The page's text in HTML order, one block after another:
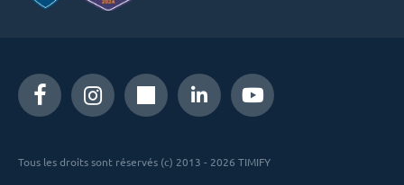
Tous les droits sont réservés (c) 2013 - 2026 TIMIFY